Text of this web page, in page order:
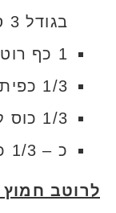
בגודל 3 ס"מ (אפשר לשים חזה עוף)
1 כף רוטב סויה
1/3 כפית פלפל לבן
1/3 כוס קורנפלור
כ – 1/3 כוס שמן חמניות לטיגון
לרוטב